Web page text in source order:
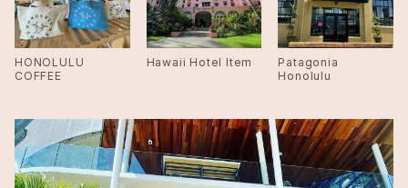
HONOLULU
COFFEE
Hawaii Hotel Item
Patagonia
Honolulu